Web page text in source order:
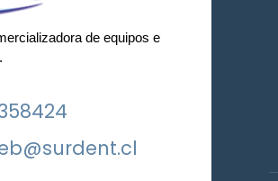
de equipos e